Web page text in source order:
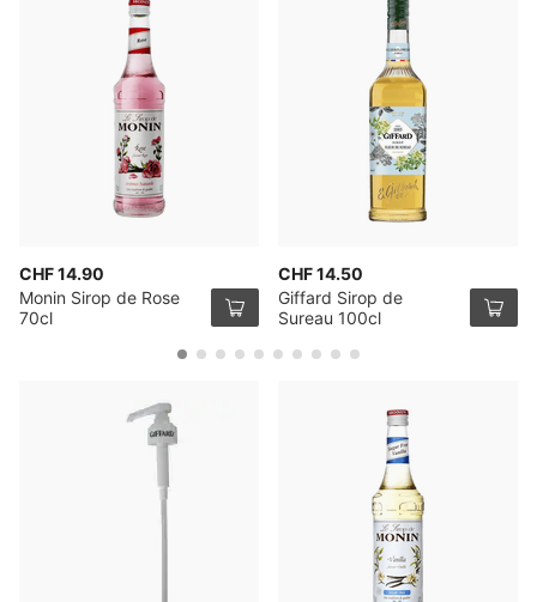
CHF 14.90
Monin Sirop de Rose
70cl
CHF 14.50
Giffard Sirop de
Sureau 100cl